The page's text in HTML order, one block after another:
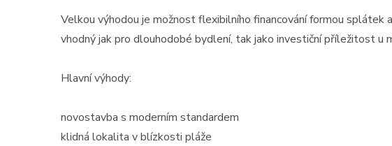
Velkou výhodou je možnost flexibilního financování formou splátek
vhodný jak pro dlouhodobé bydlení, tak jako investiční příležitost u
Hlavní výhody:
novostavba s moderním standardem
klidná lokalita v blízkosti pláže